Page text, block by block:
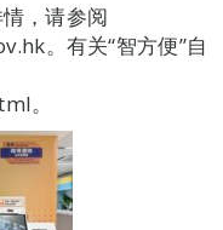
，请参阅
。有关“智方便”自
。